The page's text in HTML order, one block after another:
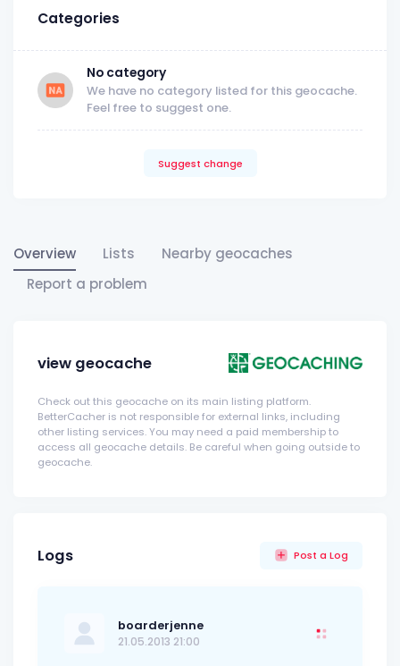
Categories
No category
We have no category listed for this geocache.
Feel free to suggest one.
Suggest change
Overview Lists
Nearby geocaches
Report a problem
view geocache
Check out this geocache on its main listing platform.
BetterCacher is not responsible for external links, including
other listing services. You may need a paid membership to
access all geocache details. Be careful when going outside to
geocache.
Logs Post a Log
boarderjenne
21.05.2013 21:00